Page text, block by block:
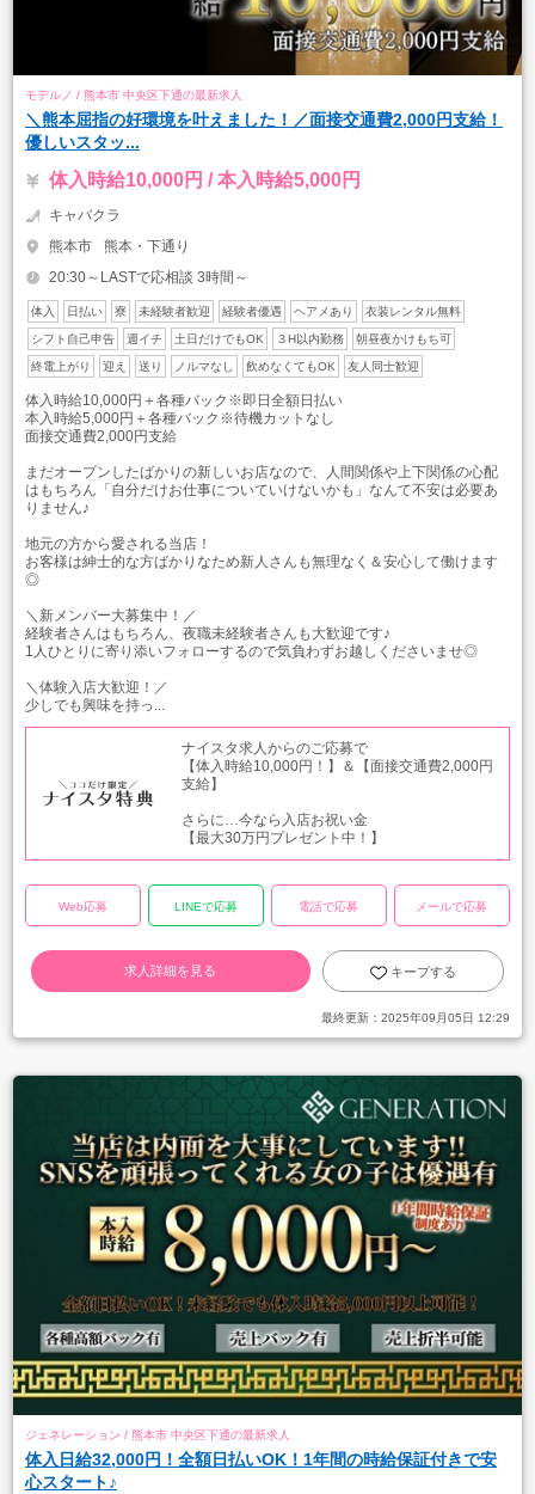
モデルノ / 熊本市 中央区下通の最新求人
＼熊本屈指の好環境を叶えました！／面接交通費2,000円支給！
優しいスタッ...
体入時給10,000円 / 本入時給5,000円
キャバクラ
熊本市
熊本・下通り
20:30～LASTで応相談 3時間～
体入 日払い 寮 未経験者歓迎 経験者優遇 ヘアメあり 衣装レンタル無料
シフト自己申告 週イチ 土日だけでもOK ３H以内勤務 朝昼夜かけもち可
終電上がり 迎え 送り ノルマなし 飲めなくてもOK 友人同士歓迎
体入時給10,000円＋各種バック※即日全額日払い
本入時給5,000円＋各種バック※待機カットなし
面接交通費2,000円支給
まだオープンしたばかりの新しいお店なので、人間関係や上下関係の心配
はもちろん「自分だけお仕事についていけないかも」なんて不安は必要あ
りません♪
地元の方から愛される当店！
お客様は紳士的な方ばかりなため新人さんも無理なく＆安心して働けます
◎
＼新メンバー大募集中！／
経験者さんはもちろん、夜職未経験者さんも大歓迎です♪
1人ひとりに寄り添いフォローするので気負わずお越しくださいませ◎
＼体験入店大歓迎！／
少しでも興味を持っ...
ナイスタ求人からのご応募で
【体入時給10,000円！】＆【面接交通費2,000円
支給】
さらに…今なら入店お祝い金
【最大30万円プレゼント中！】
Web応募 LINEで応募 電話で応募 メールで応募
求人詳細を見る キープする
最終更新： 2025年09月05日 12:29
ジェネレーション / 熊本市 中央区下通の最新求人
体入日給32,000円！全額日払いOK！1年間の時給保証付きで安
心スタート♪